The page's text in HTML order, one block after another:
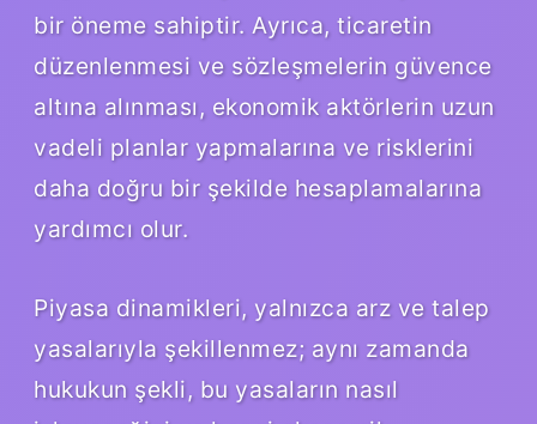
bir öneme sahiptir. Ayrıca, ticaretin
düzenlenmesi ve sözleşmelerin güvence
altına alınması, ekonomik aktörlerin uzun
vadeli planlar yapmalarına ve risklerini
daha doğru bir şekilde hesaplamalarına
yardımcı olur.
Piyasa dinamikleri, yalnızca arz ve talep
yasalarıyla şekillenmez; aynı zamanda
hukukun şekli, bu yasaların nasıl